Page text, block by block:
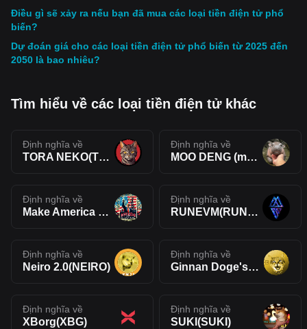
Điều gì sẽ xảy ra nếu bạn đã mua các loại tiền điện tử phổ
biến?
Dự đoán giá cho các loại tiền điện tử phổ biến từ 2025 đến
2050 là bao nhiêu?
Tìm hiểu về các loại tiền điện tử khác
Định nghĩa về
TORA NEKO(TORA)
Định nghĩa về
MOO DENG (moodengmoon)(MOODENG)
Định nghĩa về
Make America Drill Again(MADA)
Định nghĩa về
RUNEVM(RUNEVM)
Định nghĩa về
Neiro 2.0(NEIRO)
Định nghĩa về
Ginnan Doge's Brother(GINNAN)
Định nghĩa về
XBorg(XBG)
Định nghĩa về
SUKI(SUKI)